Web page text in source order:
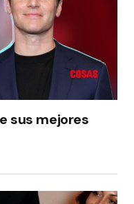
sus mejores